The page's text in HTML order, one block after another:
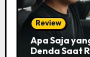
Review
Apa Saja
Denda Saat